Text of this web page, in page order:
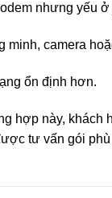
nhưng yếu ở
minh, camera
ổn định hơn.
hợp này, khách
tư vấn gói